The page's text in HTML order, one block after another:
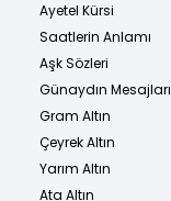
Ayetel Kürsi
Saatlerin Anlamı
Aşk Sözleri
Günaydın Mesajları
Gram Altın
Çeyrek Altın
Yarım Altın
Ata Altın